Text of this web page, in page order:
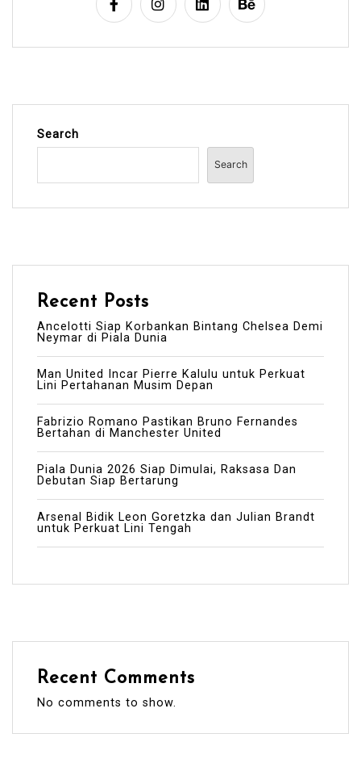
Search
Search
Recent Posts
Ancelotti Siap Korbankan Bintang Chelsea Demi
Neymar di Piala Dunia
Man United Incar Pierre Kalulu untuk Perkuat
Lini Pertahanan Musim Depan
Fabrizio Romano Pastikan Bruno Fernandes
Bertahan di Manchester United
Piala Dunia 2026 Siap Dimulai, Raksasa Dan
Debutan Siap Bertarung
Arsenal Bidik Leon Goretzka dan Julian Brandt
untuk Perkuat Lini Tengah
Recent Comments
No comments to show.